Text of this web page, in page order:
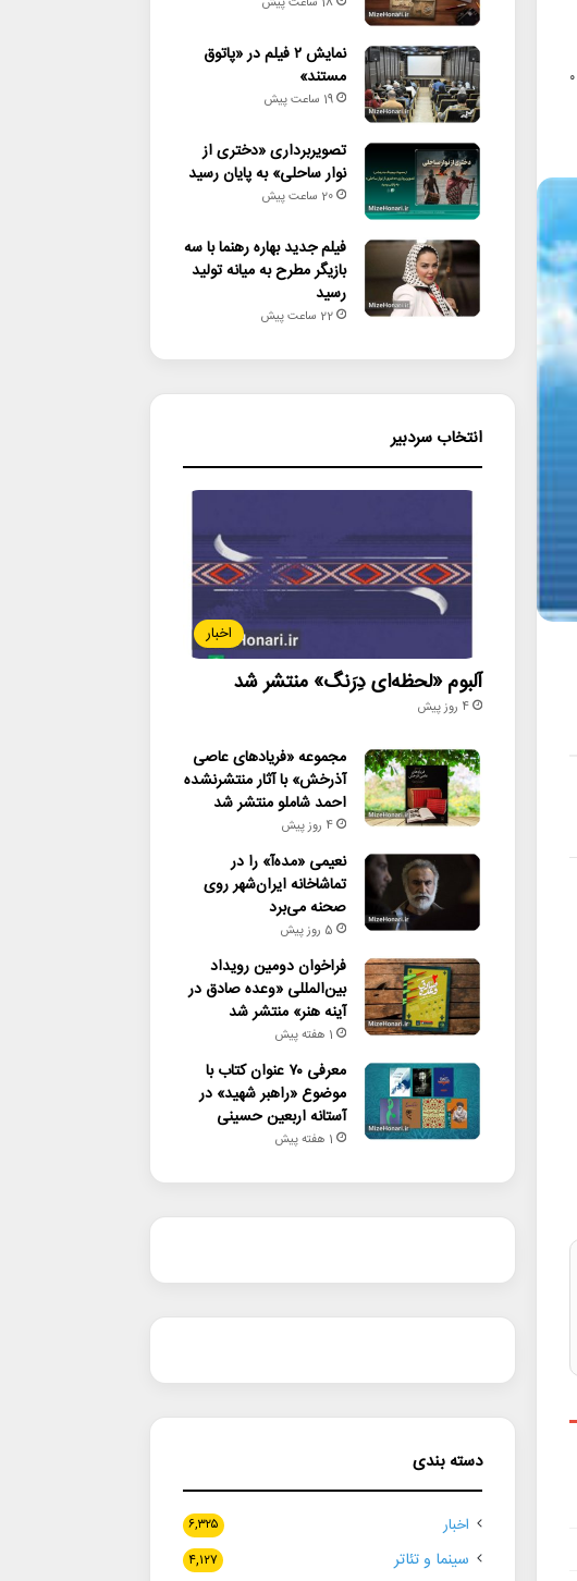
۰
نمایش ۲ فیلم در «پاتوق
مستند»
19 ساعت پیش
تصویربرداری «دختری از
نوار ساحلی» به پایان رسید
20 ساعت پیش
فیلم جدید بهاره رهنما با سه
بازیگر مطرح به میانه تولید
رسید
22 ساعت پیش
انتخاب سردبیر
اخبار
آلبوم «لحظه‌ای دِرَنگ» منتشر شد
4 روز پیش
مجموعه «فریادهای عاصی
آذرخش» با آثار منتشرنشده
احمد شاملو منتشر شد
4 روز پیش
نعیمی «مده‌آ» را در
تماشاخانه ایران‌شهر روی
صحنه می‌برد
5 روز پیش
فراخوان دومین رویداد
بین‌المللی «وعده صادق در
آینه هنر» منتشر شد
1 هفته پیش
معرفی ۷۰ عنوان کتاب با
موضوع «راهبر شهید» در
آستانه اربعین حسینی
1 هفته پیش
دسته بندی
اخبار ۶,۳۲۵
سینما و تئاتر ۴,۱۲۷